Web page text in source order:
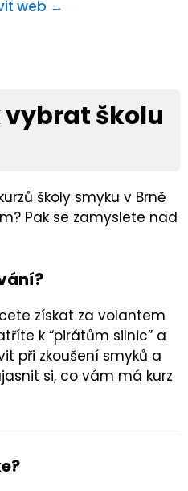
web →
vybrat školu
školy smyku v Brně
Pak se zamyslete nad
získat za volantem
k “pirátům silnic” a
při zkoušení smyků a
si, co vám má kurz